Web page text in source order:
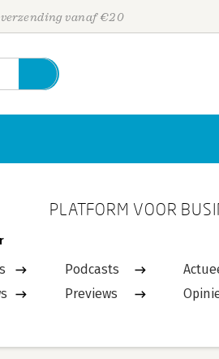
vanaf €20
PLATFORM VOOR
Podcasts
Previews
Personen
Trefwoorden